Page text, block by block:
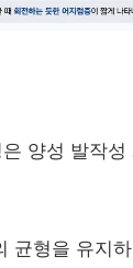
양성 발작성
균형을 유지